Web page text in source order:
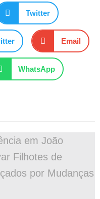
Twitter
Email
WhatsApp